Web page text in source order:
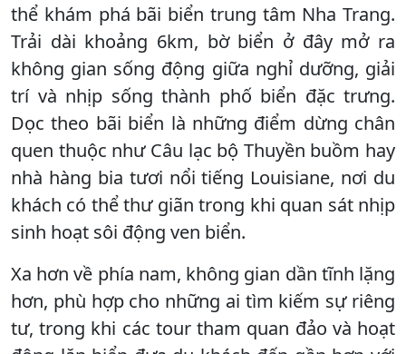
thể khám phá bãi biển trung tâm Nha Trang.
Trải dài khoảng 6km, bờ biển ở đây mở ra
không gian sống động giữa nghỉ dưỡng, giải
trí và nhịp sống thành phố biển đặc trưng.
Dọc theo bãi biển là những điểm dừng chân
quen thuộc như Câu lạc bộ Thuyền buồm hay
nhà hàng bia tươi nổi tiếng Louisiane, nơi du
khách có thể thư giãn trong khi quan sát nhịp
sinh hoạt sôi động ven biển.
Xa hơn về phía nam, không gian dần tĩnh lặng
hơn, phù hợp cho những ai tìm kiếm sự riêng
tư, trong khi các tour tham quan đảo và hoạt